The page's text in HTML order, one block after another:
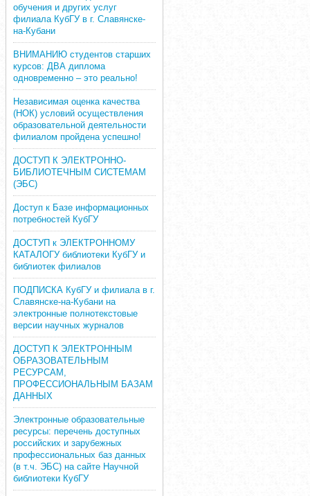
обучения и других услуг
филиала КубГУ в г. Славянске-
на-Кубани
ВНИМАНИЮ студентов старших
курсов: ДВА диплома
одновременно – это реально!
Независимая оценка качества
(НОК) условий осуществления
образовательной деятельности
филиалом пройдена успешно!
ДОСТУП К ЭЛЕКТРОННО-
БИБЛИОТЕЧНЫМ СИСТЕМАМ
(ЭБС)
Доступ к Базе информационных
потребностей КубГУ
ДОСТУП к ЭЛЕКТРОННОМУ
КАТАЛОГУ библиотеки КубГУ и
библиотек филиалов
ПОДПИСКА КубГУ и филиала в г.
Славянске-на-Кубани на
электронные полнотекстовые
версии научных журналов
ДОСТУП К ЭЛЕКТРОННЫМ
ОБРАЗОВАТЕЛЬНЫМ
РЕСУРСАМ,
ПРОФЕССИОНАЛЬНЫМ БАЗАМ
ДАННЫХ
Электронные образовательные
ресурсы: перечень доступных
российских и зарубежных
профессиональных баз данных
(в т.ч. ЭБС) на сайте Научной
библиотеки КубГУ